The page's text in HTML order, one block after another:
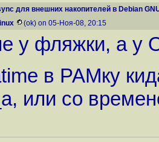
для внешних накопителей в Debian
(ok) on 05-Ноя-08, 20:15
у фляжки, а у
в РАМку
или со